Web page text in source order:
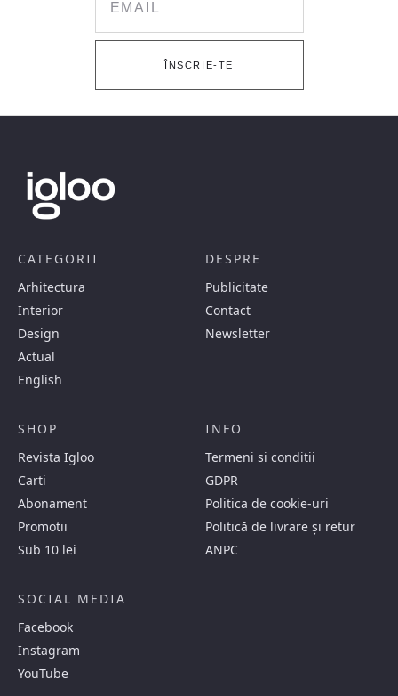
ÎNSCRIE-TE
CATEGORII
Arhitectura
Interior
Design
Actual
English
DESPRE
Publicitate
Contact
Newsletter
SHOP
Revista Igloo
Carti
Abonament
Promotii
Sub 10 lei
INFO
Termeni si conditii
GDPR
Politica de cookie-uri
Politică de livrare și retur
ANPC
SOCIAL MEDIA
Facebook
Instagram
YouTube